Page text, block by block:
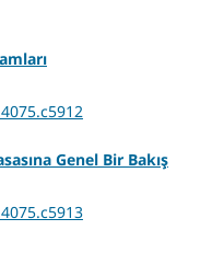
Genel Bir Bakış